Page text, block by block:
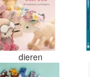
dieren